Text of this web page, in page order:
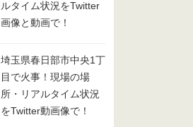
ルタイム状況をTwitter
画像と動画で！
埼玉県春日部市中央1丁
目で火事！現場の場
所・リアルタイム状況
をTwitter動画像で！